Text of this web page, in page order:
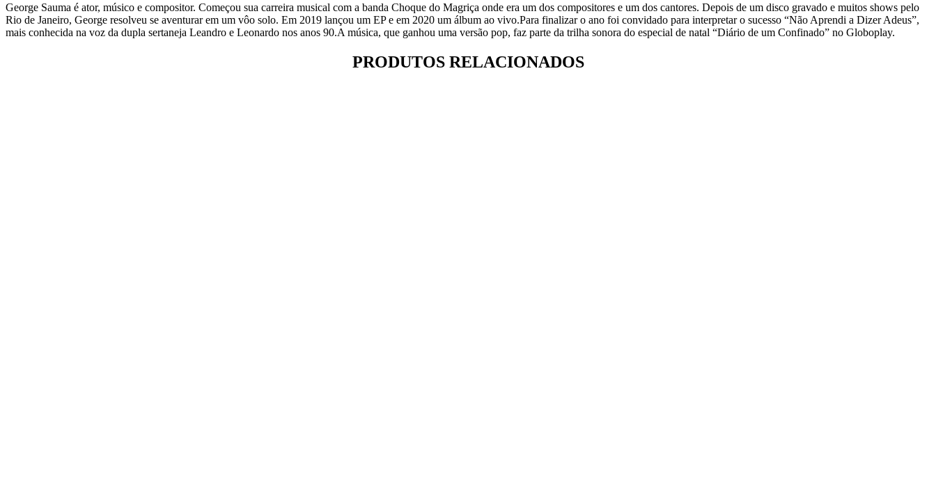
George Sauma é ator, músico e compositor. Começou sua carreira musical com a banda Choque do Magriça onde era um dos compositores e um dos cantores. Depois de um disco gravado e muitos shows pelo
Rio de Janeiro, George resolveu se aventurar em um vôo solo. Em 2019 lançou um EP e em 2020 um álbum ao vivo.Para finalizar o ano foi convidado para interpretar o sucesso “Não Aprendi a Dizer Adeus”,
mais conhecida na voz da dupla sertaneja Leandro e Leonardo nos anos 90.A música, que ganhou uma versão pop, faz parte da trilha sonora do especial de natal “Diário de um Confinado” no Globoplay.
PRODUTOS RELACIONADOS